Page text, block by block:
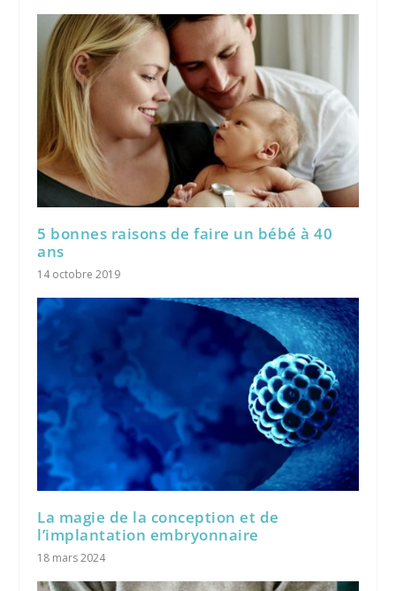
5 bonnes raisons de faire un bébé à 40
ans
14 octobre 2019
La magie de la conception et de
l’implantation embryonnaire
18 mars 2024